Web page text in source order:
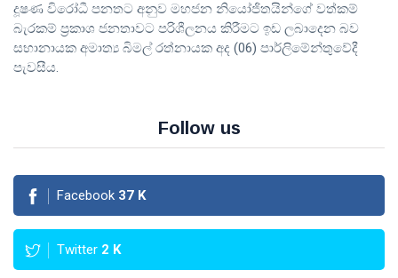
දූෂණ විරෝධී පනතට අනුව මහජන නියෝජිතයින්ගේ වත්කම්
බැරකම් ප්‍රකාශ ජනතාවට පරිශීලනය කිරීමට ඉඩ ලබාදෙන බව
සභානායක අමාත්‍ය බිමල් රත්නායක අද (06) පාර්ලිමේන්තුවේදී
පැවසීය.
Follow us
Facebook 37 K
Twitter 2 K